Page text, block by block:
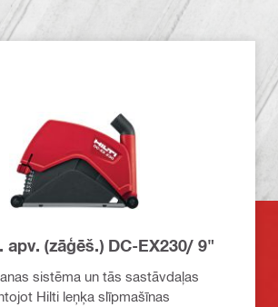
apv. (zāģēš.) DC-EX230/ 9"
sistēma un tās sastāvdaļas
Hilti leņķa slīpmašīnas